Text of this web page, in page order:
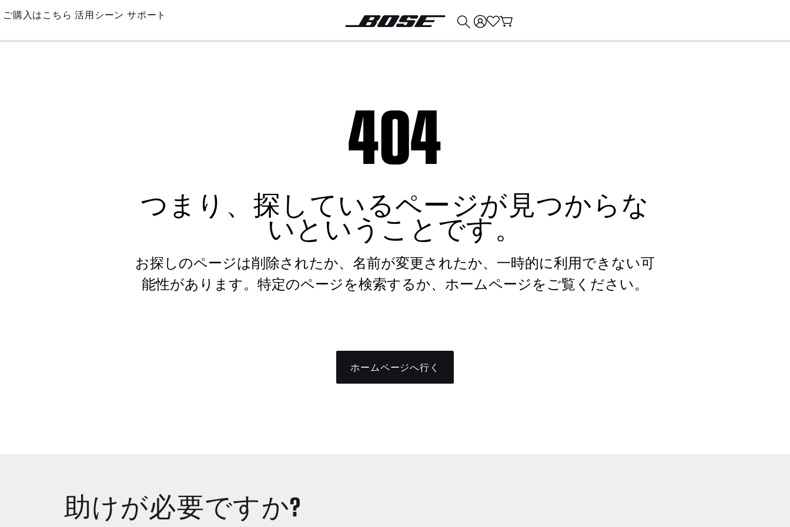
Skip
Main
ご購入はこちら 活用シーン サポート
404
つまり、探しているページが見つからな
いということです。
お探しのページは削除されたか、名前が変更されたか、一時的に利用できない可
能性があります。特定のページを検索するか、ホームページをご覧ください。
ホームページへ行く
助けが必要ですか?